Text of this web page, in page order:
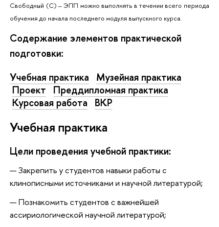
Свободный (С) – ЭПП можно выполнять в течении всего периода
обучения до начала последнего модуля выпускного курса.
Содержание элементов практической
подготовки:
Учебная практика
Музейная практика
Проект
Преддипломная практика
Курсовая работа
ВКР
Учебная практика
Цели проведения учебной практики:
Закрепить у студентов навыки работы с
клинописными источниками и научной литературой;
Познакомить студентов с важнейшей
ассириологической научной литературой;